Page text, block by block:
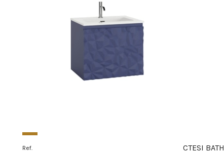
Ref. CTESI BATH